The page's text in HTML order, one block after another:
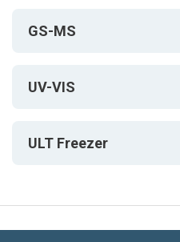
GS-MS
UV-VIS
ULT Freezer